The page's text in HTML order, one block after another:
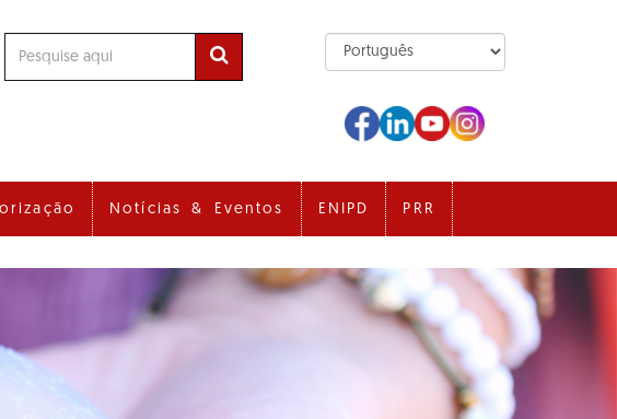
Notícias & Eventos ENIPD PRR